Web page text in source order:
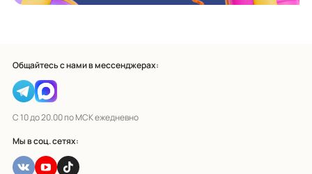
Общайтесь с нами в мессенджерах:
С 10 до 20.00 по МСК ежедневно
Мы в соц. сетях: